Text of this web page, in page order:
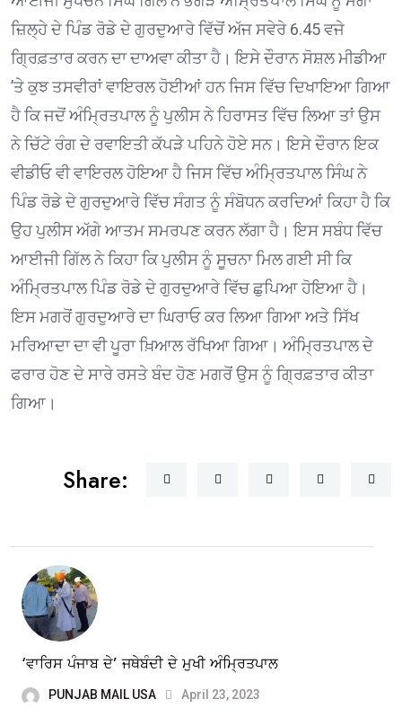
ਜ਼ਿਲ੍ਹੇ ਦੇ ਪਿੰਡ ਰੋਡੇ ਦੇ ਗੁਰਦੁਆਰੇ ਵਿੱਚੋਂ ਅੱਜ ਸਵੇਰੇ 6.45 ਵਜੇ
ਗ੍ਰਿਫ਼ਤਾਰ ਕਰਨ ਦਾ ਦਾਅਵਾ ਕੀਤਾ ਹੈ। ਇਸੇ ਦੌਰਾਨ ਸੋਸ਼ਲ ਮੀਡੀਆ
’ਤੇ ਕੁਝ ਤਸਵੀਰਾਂ ਵਾਇਰਲ ਹੋਈਆਂ ਹਨ ਜਿਸ ਵਿੱਚ ਦਿਖਾਇਆ ਗਿਆ
ਹੈ ਕਿ ਜਦੋਂ ਅੰਮ੍ਰਿਤਪਾਲ ਨੂੰ ਪੁਲੀਸ ਨੇ ਹਿਰਾਸਤ ਵਿੱਚ ਲਿਆ ਤਾਂ ਉਸ
ਨੇ ਚਿੱਟੇ ਰੰਗ ਦੇ ਰਵਾਇਤੀ ਕੱਪੜੇ ਪਹਿਨੇ ਹੋਏ ਸਨ। ਇਸੇ ਦੌਰਾਨ ਇਕ
ਵੀਡੀਓ ਵੀ ਵਾਇਰਲ ਹੋਇਆ ਹੈ ਜਿਸ ਵਿੱਚ ਅੰਮ੍ਰਿਤਪਾਲ ਸਿੰਘ ਨੇ
ਪਿੰਡ ਰੋਡੇ ਦੇ ਗੁਰਦੁਆਰੇ ਵਿੱਚ ਸੰਗਤ ਨੂੰ ਸੰਬੋਧਨ ਕਰਦਿਆਂ ਕਿਹਾ ਹੈ ਕਿ
ਉਹ ਪੁਲੀਸ ਅੱਗੇ ਆਤਮ ਸਮਰਪਣ ਕਰਨ ਲੱਗਾ ਹੈ। ਇਸ ਸਬੰਧ ਵਿੱਚ
ਆਈਜੀ ਗਿੱਲ ਨੇ ਕਿਹਾ ਕਿ ਪੁਲੀਸ ਨੂੰ ਸੂਚਨਾ ਮਿਲ ਗਈ ਸੀ ਕਿ
ਅੰਮ੍ਰਿਤਪਾਲ ਪਿੰਡ ਰੋਡੇ ਦੇ ਗੁਰਦੁਆਰੇ ਵਿੱਚ ਛੁਪਿਆ ਹੋਇਆ ਹੈ।
ਇਸ ਮਗਰੋਂ ਗੁਰਦੁਆਰੇ ਦਾ ਘਿਰਾਓ ਕਰ ਲਿਆ ਗਿਆ ਅਤੇ ਸਿੱਖ
ਮਰਿਆਦਾ ਦਾ ਵੀ ਪੂਰਾ ਖ਼ਿਆਲ ਰੱਖਿਆ ਗਿਆ। ਅੰਮ੍ਰਿਤਪਾਲ ਦੇ
ਫਰਾਰ ਹੋਣ ਦੇ ਸਾਰੇ ਰਸਤੇ ਬੰਦ ਹੋਣ ਮਗਰੋਂ ਉਸ ਨੂੰ ਗ੍ਰਿਫ਼ਤਾਰ ਕੀਤਾ
ਗਿਆ।
Share:
‘ਵਾਰਿਸ ਪੰਜਾਬ ਦੇ’ ਜਥੇਬੰਦੀ ਦੇ ਮੁਖੀ ਅੰਮ੍ਰਿਤਪਾਲ
PUNJAB MAIL USA April 23, 2023